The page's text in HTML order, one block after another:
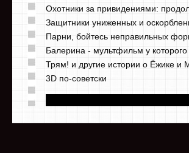
Охотники за привидениями:
Защитники униженных и
Парни, бойтесь неправильных
Балерина - мультфильм у
Трям! и другие истории о Ёжике и
3D по-советски